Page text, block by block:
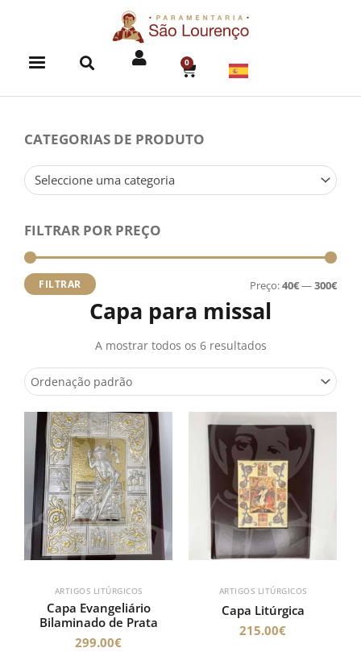
0
CART
CATEGORIAS DE PRODUTO
Seleccione uma categoria
FILTRAR POR PREÇO
FILTRAR Preço:40€—300€
Capa para missal
A mostrar todos os 6 resultados
ARTIGOS LITÚRGICOS
Capa Evangeliário
Bilaminado de Prata
299.00€
ARTIGOS LITÚRGICOS
Capa Litúrgica
215.00€